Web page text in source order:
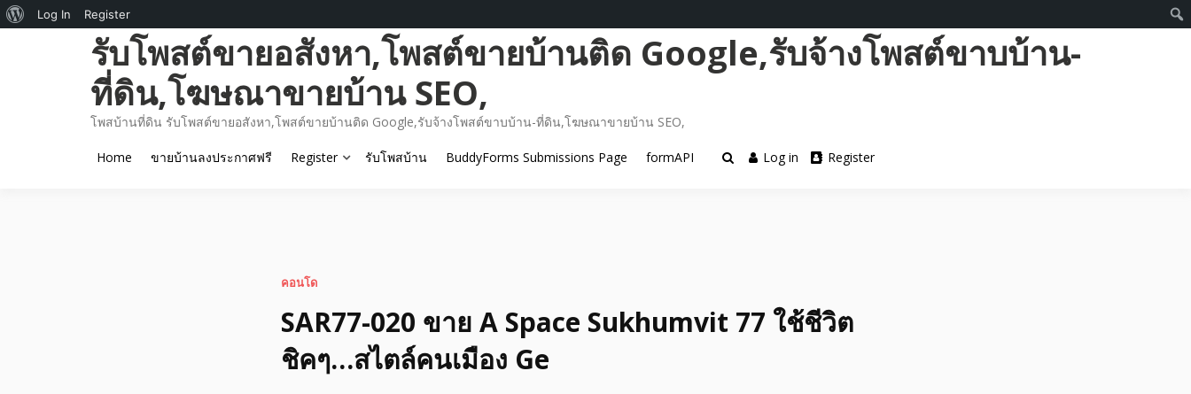
รับโพสต์ขายอสังหา,โพสต์ขายบ้านติด Google,รับจ้างโพสต์ขาบบ้าน-
ที่ดิน,โฆษณาขายบ้าน SEO,
โพสบ้านที่ดิน รับโพสต์ขายอสังหา,โพสต์ขายบ้านติด Google,รับจ้างโพสต์ขาบบ้าน-ที่ดิน,โฆษณาขายบ้าน SEO,
Home ขายบ้านลงประกาศฟรี Register รับโพสบ้าน BuddyForms Submissions Page formAPI Log in Register
คอนโด
SAR77-020 ขาย A Space Sukhumvit 77 ใช้ชีวิต
ชิคๆ…สไตล์คนเมือง Ge
About
Log In Register